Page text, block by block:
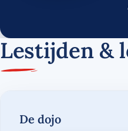
Lestijden &
De dojo